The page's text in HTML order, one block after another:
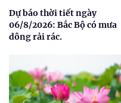
Dự báo thời tiết ngày
06/8/2026: Bắc Bộ có mưa
dông rải rác.